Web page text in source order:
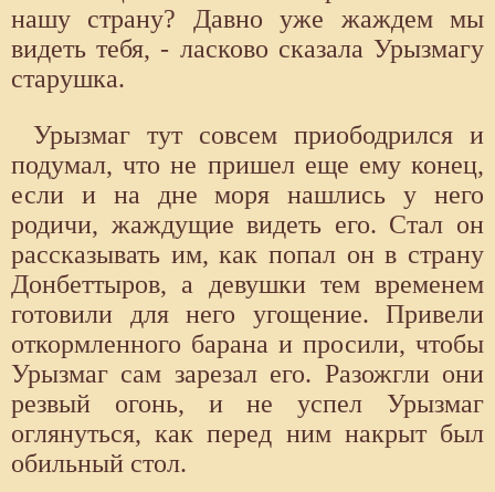
нашу страну? Давно уже жаждем мы
видеть тебя, - ласково сказала Урызмагу
старушка.
Урызмаг тут совсем приободрился и
подумал, что не пришел еще ему конец,
если и на дне моря нашлись у него
родичи, жаждущие видеть его. Стал он
рассказывать им, как попал он в страну
Донбеттыров, а девушки тем временем
готовили для него угощение. Привели
откормленного барана и просили, чтобы
Урызмаг сам зарезал его. Разожгли они
резвый огонь, и не успел Урызмаг
оглянуться, как перед ним накрыт был
обильный стол.